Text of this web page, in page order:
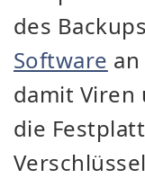
des
Software
damit Viren
die